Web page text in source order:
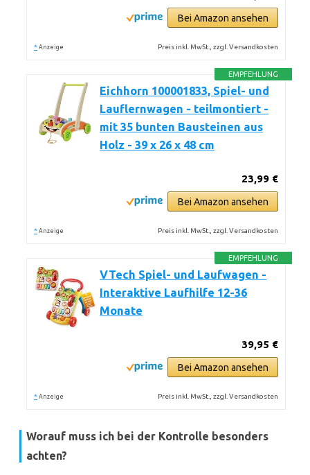
Bei Amazon ansehen
* Anzeige Preis inkl. MwSt., zzgl. Versandkosten
EMPFEHLUNG
Eichhorn 100001833, Spiel- und
Lauflernwagen - teilmontiert -
mit 35 bunten Bausteinen aus
Holz - 39 x 26 x 48 cm
23,99 €
Bei Amazon ansehen
* Anzeige Preis inkl. MwSt., zzgl. Versandkosten
EMPFEHLUNG
VTech Spiel- und Laufwagen -
Interaktive Laufhilfe 12-36
Monate
39,95 €
Bei Amazon ansehen
* Anzeige Preis inkl. MwSt., zzgl. Versandkosten
Worauf muss ich bei der Kontrolle besonders
achten?